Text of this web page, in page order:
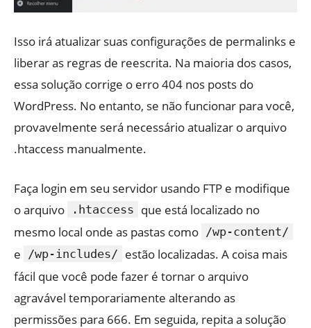
Isso irá atualizar suas configurações de permalinks e
liberar as regras de reescrita. Na maioria dos casos,
essa solução corrige o erro 404 nos posts do
WordPress. No entanto, se não funcionar para você,
provavelmente será necessário atualizar o arquivo
.htaccess manualmente.
Faça login em seu servidor usando FTP e modifique
o arquivo
.htaccess que está localizado no
mesmo local onde as pastas como /wp-content/
e /wp-includes/ estão localizadas. A coisa mais
fácil que você pode fazer é tornar o arquivo
agravável temporariamente alterando as
permissões para 666. Em seguida, repita a solução